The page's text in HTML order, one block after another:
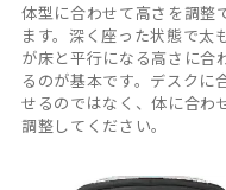
体型に合わせて高さを調整
ます。深く座った状態で太
が床と平行になる高さに合
るのが基本です。デスクに
せるのではなく、体に合わ
調整してください。